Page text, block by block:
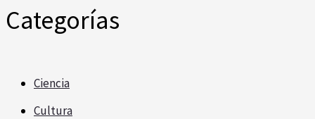
Categorías
Ciencia
Cultura